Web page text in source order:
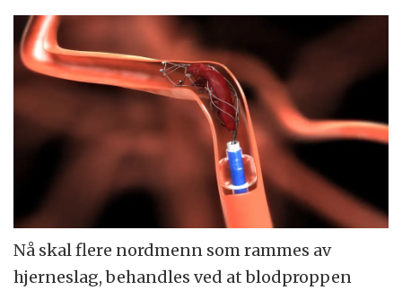
Nå skal flere nordmenn som rammes av
hjerneslag, behandles ved at blodproppen